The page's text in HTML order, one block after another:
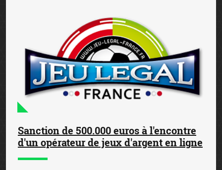
Sanction de 500.000 euros à l'encontre
d'un opérateur de jeux d'argent en ligne